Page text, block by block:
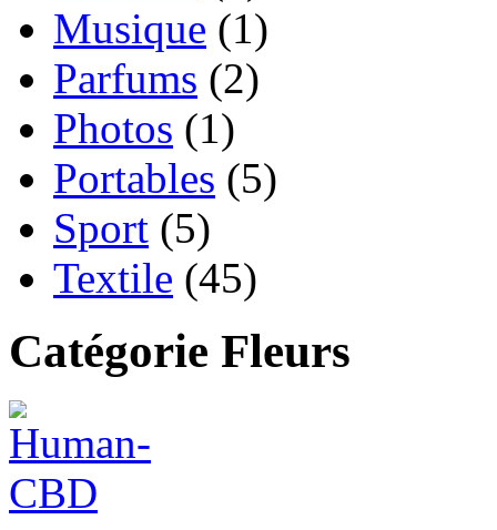
Musique (1)
Parfums (2)
Photos (1)
Portables (5)
Sport (5)
Textile (45)
Catégorie Fleurs